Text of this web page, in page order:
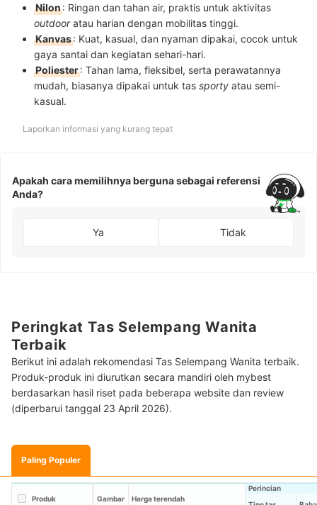
Nilon: Ringan dan tahan air, praktis untuk aktivitas
outdooratau harian dengan mobilitas tinggi.
Kanvas: Kuat, kasual, dan nyaman dipakai, cocok untuk
gaya santai dan kegiatan sehari-hari.
Poliester: Tahan lama, fleksibel, serta perawatannya
mudah, biasanya dipakai untuk tas sporty atau semi-
kasual.
Laporkan informasi yang kurang tepat
Apakah cara memilihnya berguna sebagai referensi
Anda?
Ya Tidak
Peringkat Tas Selempang Wanita
Terbaik
Berikut ini adalah rekomendasi Tas Selempang Wanita terbaik.
Produk-produk ini diurutkan secara mandiri oleh mybest
berdasarkan hasil riset pada beberapa website dan review
(diperbarui tanggal 23 April 2026).
Paling Populer
Produk Gambar Harga terendah
Perincian